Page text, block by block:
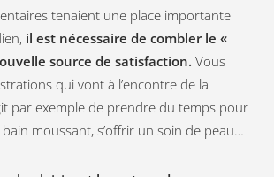
tenaient une place importante
il est nécessaire de combler le «
source de satisfaction. Vous
qui vont à l’encontre de la
par exemple de prendre du temps pour
bain moussant, s’offrir un soin de peau…